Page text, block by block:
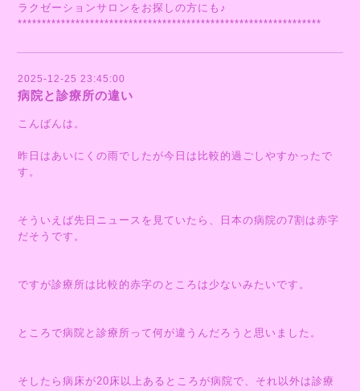
ラクゼーションサロンをお探しの方にも♪
***************************************************************
2025-12-25 23:45:00
病院と診療所の違い
こんばんは。
昨日はあいにくの雨でしたが今日は比較的過ごしやすかったで
す。
そういえば先日ニュースを見ていたら、日本の病院の7割は赤字
だそうです。
ですが診療所は比較的赤字のところは少ないみたいです。
ところで病院と診療所って何が違うんだろうと思いました。
そしたら病床が20床以上あるところが病院で、それ以外は診療